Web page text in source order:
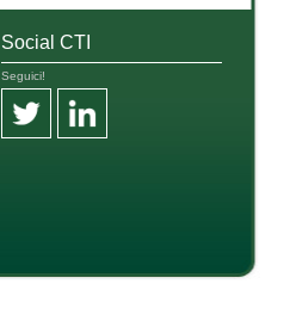
Social CTI
Seguici!